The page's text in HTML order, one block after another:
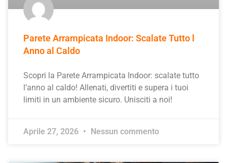
Parete Arrampicata Indoor: Scalate Tutto l
Anno al Caldo
Scopri la Parete Arrampicata Indoor: scalate tutto
l’anno al caldo! Allenati, divertiti e supera i tuoi
limiti in un ambiente sicuro. Unisciti a noi!
Aprile 27, 2026 Nessun commento